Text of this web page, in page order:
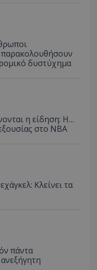
παρακολουθήσουν
δυστύχημα
η είδηση: Η…
στο NBA
Κλείνει τα
πάντα